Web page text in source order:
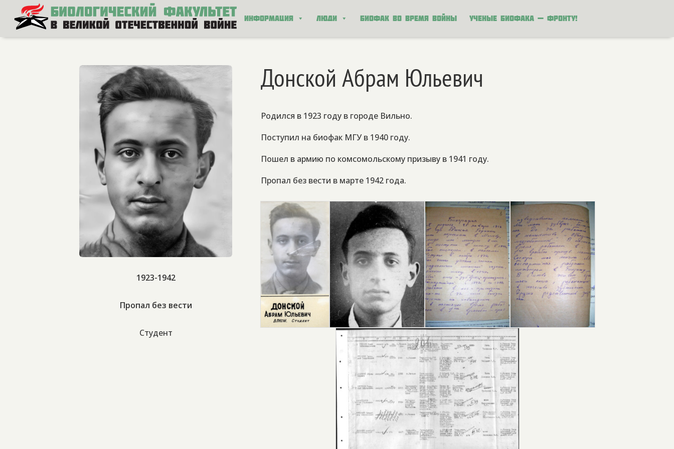
Информация Люди Биофак во время войны Ученые биофака — фронту!
1923-1942
Пропал без вести
Студент
Донской Абрам Юльевич
Родился в 1923 году в городе Вильно.
Поступил на биофак МГУ в 1940 году.
Пошел в армию по комсомольскому призыву в 1941 году.
Пропал без вести в марте 1942 года.